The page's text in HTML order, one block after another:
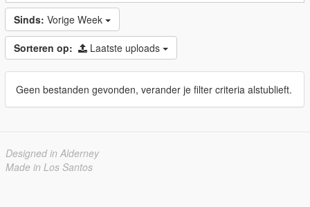
Sinds: Vorige Week
Sorteren op: Laatste uploads
Geen bestanden gevonden, verander je filter criteria alstublieft.
Designed in Alderney
Made in Los Santos